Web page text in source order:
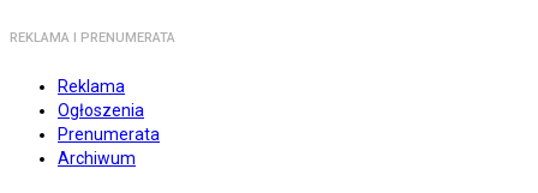
REKLAMA I PRENUMERATA
Reklama
Ogłoszenia
Prenumerata
Archiwum